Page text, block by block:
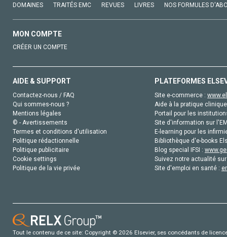
DOMAINES TRAITÉS EMC REVUES LIVRES NOS FORMULES
MON COMPTE
CRÉER UN COMPTE
AIDE & SUPPORT
Contactez-nous / FAQ
Qui sommes-nous ?
Mentions légales
© - Avertissements
Termes et conditions d'utilisation
Politique rédactionnelle
Politique publicitaire
Cookie settings
Politique de la vie privée
PLATEFORMES
Site e-commerce :
Aide à la pratique
Portail pour les
Site d'information sur
E-learning pour les
Bibliothèque d'e-books
Blog special IFSI :
Suivez notre actualité
Site d'emploi en santé :
Tout le contenu de ce site: Copyright © 2026 Elsevier, ses concédants de